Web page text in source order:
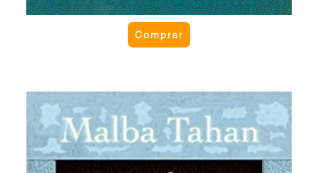
Comprar
Lendas do deserto
Em areias escaldantes do grande deserto,
pontilhadas de guerreiros beduínos, califas, vizires,
povoações humildes e palácios suntuosos se